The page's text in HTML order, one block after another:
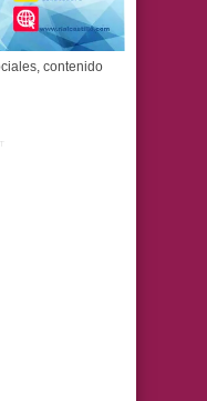
contenido